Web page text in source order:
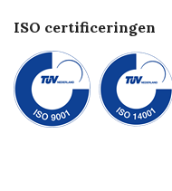
ISO certificeringen